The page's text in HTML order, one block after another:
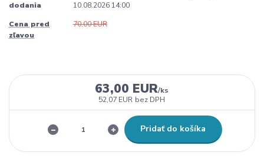
dodania
10.08.2026 14:00
Cena pred
zľavou
70,00 EUR
63,00 EUR/ks
52,07 EUR bez DPH
Pridať do košíka